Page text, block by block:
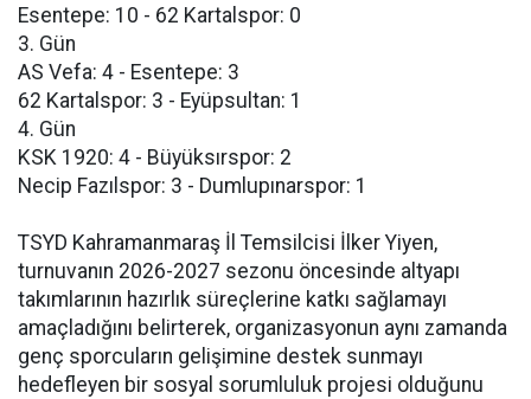
Esentepe: 10 - 62 Kartalspor: 0
3. Gün
AS Vefa: 4 - Esentepe: 3
62 Kartalspor: 3 - Eyüpsultan: 1
4. Gün
KSK 1920: 4 - Büyüksırspor: 2
Necip Fazılspor: 3 - Dumlupınarspor: 1
TSYD Kahramanmaraş İl Temsilcisi İlker Yiyen,
turnuvanın 2026-2027 sezonu öncesinde altyapı
takımlarının hazırlık süreçlerine katkı sağlamayı
amaçladığını belirterek, organizasyonun aynı zamanda
genç sporcuların gelişimine destek sunmayı
hedefleyen bir sosyal sorumluluk projesi olduğunu